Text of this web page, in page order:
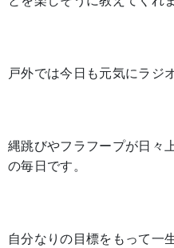
戸外では今日も元気にラジ
縄跳びやフラフープが日々
の毎日です。
自分なりの目標をもって一